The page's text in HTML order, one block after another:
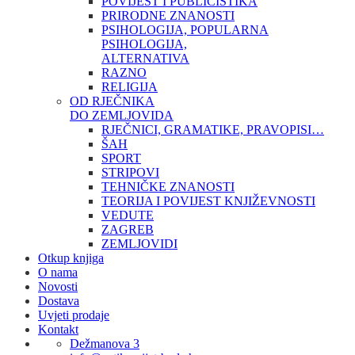
PRIRODNE ZNANOSTI
PSIHOLOGIJA, POPULARNA
PSIHOLOGIJA,
ALTERNATIVA
RAZNO
RELIGIJA
OD RJEČNIKA
DO ZEMLJOVIDA
RJEČNICI, GRAMATIKE, PRAVOPISI…
ŠAH
SPORT
STRIPOVI
TEHNIČKE ZNANOSTI
TEORIJA I POVIJEST KNJIŽEVNOSTI
VEDUTE
ZAGREB
ZEMLJOVIDI
Otkup knjiga
O nama
Novosti
Dostava
Uvjeti prodaje
Kontakt
Dežmanova 3